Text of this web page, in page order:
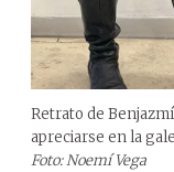
Retrato de
apreciarse en la
Foto: Noemí Vega